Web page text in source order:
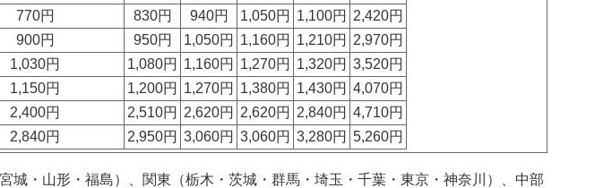
770円 830円 940円 1,050円 1,100円
2,420円
900円 950円 1,050円 1,160円 1,210円
2,970円
1,030円 1,080円 1,160円 1,270円 1,320円 3,520円
1,150円 1,200円 1,270円 1,380円 1,430円 4,070円
2,400円 2,510円 2,620円 2,620円 2,840円 4,710円
2,840円 2,950円 3,060円 3,060円 3,280円 5,260円
城・山形・福島）、関東（栃木・茨城・群馬・埼玉・千葉・東京・神奈川）、中部